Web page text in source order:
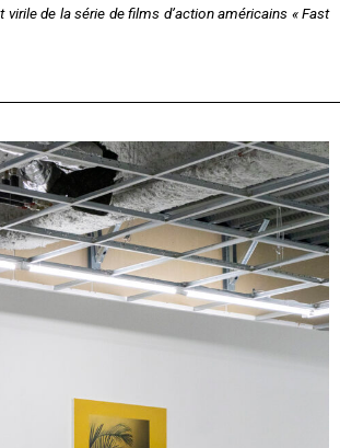
virile de la série de films d’action américains « Fast